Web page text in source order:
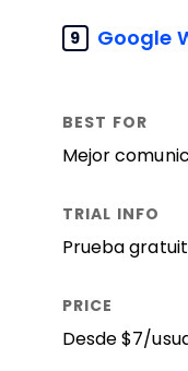
9 Google
Mejor
Prueba
Desde $7/